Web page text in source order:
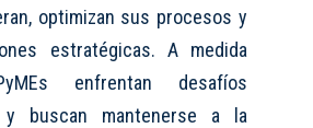
optimizan sus procesos y
estratégicas. A medida
enfrentan desafíos
y buscan mantenerse a la